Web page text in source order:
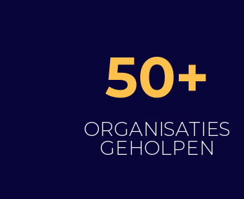
50+
ORGANISATIES
GEHOLPEN